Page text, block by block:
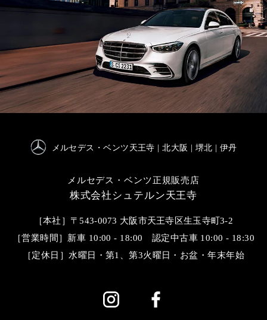
メルセデス・ベンツ天王寺 | 北大阪 | 堺北 | 伊丹
メルセデス・ベンツ正規販売店
株式会社シュテルン天王寺
［本社］〒543-0073 大阪市天王寺区生玉寺町3-2
［営業時間］ 新車 10:00 - 18:00 認定中古車 10:00 - 18:30
［定休日］ 水曜日・第1、第3火曜日・お盆・年末年始